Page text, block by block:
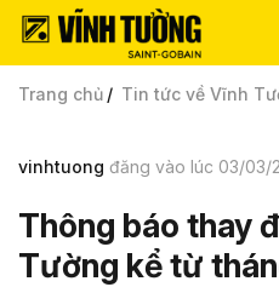
Trang chủ Tin tức về Vĩnh
vinhtuong đăng vào lúc 03/03/
Thông báo thay
Tường kể từ